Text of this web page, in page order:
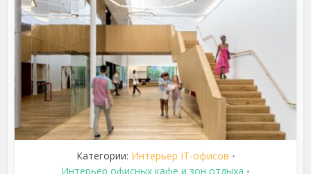
Категории: Интерьер IT-офисов •
Интерьер офисных кафе и зон отдыха •